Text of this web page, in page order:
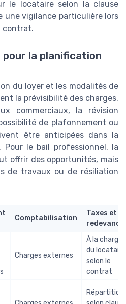
le locataire selon la clause
une vigilance particulière lors
contrat.
la planification
du loyer et les modalités de
la prévisibilité des charges.
commerciaux, la révision
de plafonnement ou
être anticipées dans la
Pour le bail professionnel, la
offrir des opportunités, mais
de travaux ou de résiliation
Comptabilisation
Taxes et
Charges externes
À la charge
du locataire
selon le
contrat
Répartition